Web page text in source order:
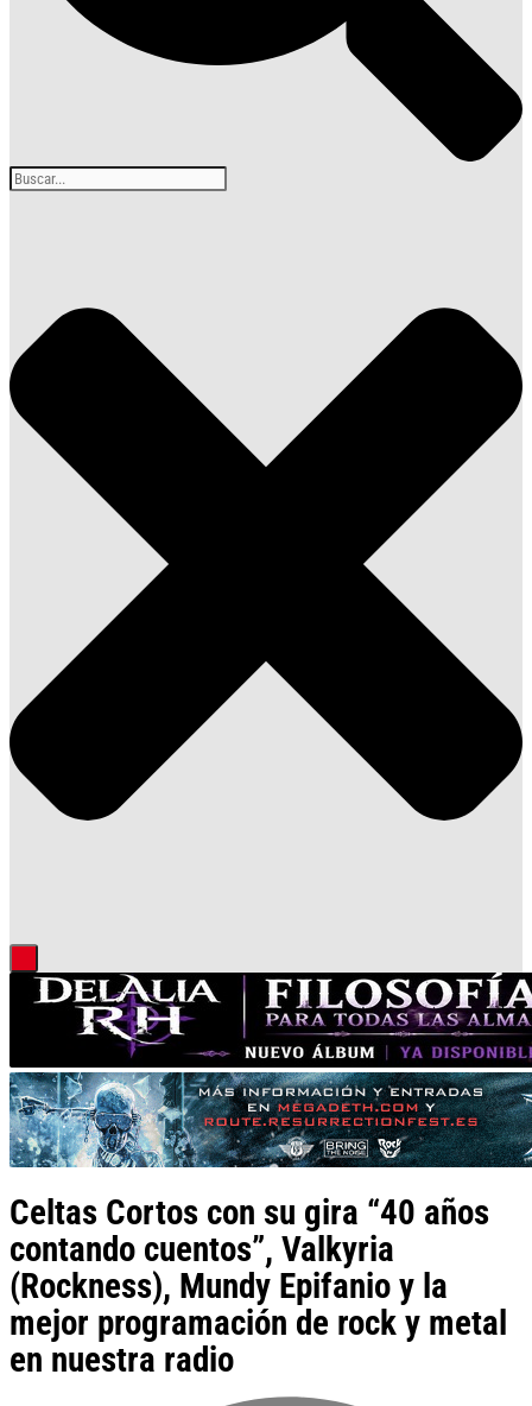
Celtas Cortos con su gira “40 años
contando cuentos”, Valkyria
(Rockness), Mundy Epifanio y la
mejor programación de rock y metal
en nuestra radio